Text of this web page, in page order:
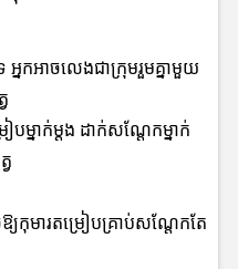
នកអាចលេងជាក្រុមរួមគ្នាមួយ
ម្នាក់ម្តង ដាក់សណ្តែកម្នាក់
យកុមារតម្រៀបគ្រាប់សណ្តែកតែ